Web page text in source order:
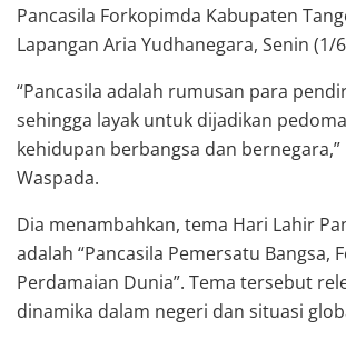
Pancasila Forkopimda Kabupaten
Lapangan Aria Yudhanegara, Senin (1/
“Pancasila adalah rumusan para
sehingga layak untuk dijadikan
kehidupan berbangsa dan bernegara,”
Waspada.
Dia menambahkan, tema Hari Lahir
adalah “Pancasila Pemersatu Bangsa,
Perdamaian Dunia”. Tema tersebut
dinamika dalam negeri dan situasi